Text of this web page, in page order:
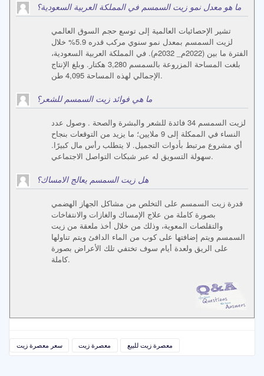
ما هو معدل نمو زيت السمسم في المملكة العربية السعودية؟
تشير الإحصائيات العالمية إلى توسع حجم السوق العالمي
لزيت السمسم بمعدل نمو سنوي مركب قدره 5.9% خلال
الفترة ما بين (2022م_ 2032م). في المملكة العربية السعودية،
بلغت المساحة المزروعة بالسمسم 3,280 هكتار. وبلغ الإنتاج
الإجمالي لهذه المساحة 4,095 طن.
ما هي فوائد زيت السمسم للشعر؟
لزيت السمسم 34 فائدة للشعر والبشرة والصحة . وصول عدد
النساء في الممكلة إلى 9 ملايين؛ ما يزيد من التوقعات بنجاح
أي مشروع مرتبط بأدوات التجميل. لا يتطلب رأس مال كبيرًا.
سهولة التسويق له عبر شبكات التواصل الاجتماعي.
هل زيت السمسم يعالج الامساك؟
قدرة زيت السمسم على التخلص من مشاكل الجهاز الهضمي
بصورة كاملة من علاج الإمساك والغازات والانتفاخات
والتقلصات المعوية، وذلك من خلال أخذ ملعقة من زيت
السمسم ويتم إضافتها على كوب من الماء الدافئ ويتم تناولها
على الريق ولعدة أيام سوف تختفي تلك الأعراض بصورة
كاملة.
سعر معصرة زيت معصرة زيت معصرة زيت للبيع